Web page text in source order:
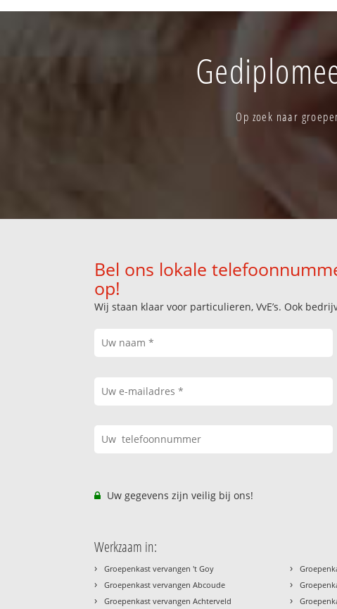
Op zoek naar
Bel ons lokale
op!
Wij staan klaar voor particulieren, VvE’s. Ook
Uw gegevens zijn veilig bij ons!
Werkzaam in:
› Groepenkast vervangen 't Goy
› Groepenkast vervangen Abcoude
› Groepenkast vervangen Achterveld
›
›
›